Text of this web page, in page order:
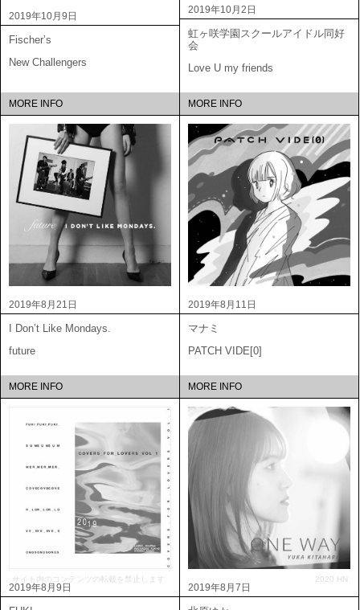
2019年10月9日
Fischer’s
New Challengers
MORE INFO
2019年10月2日
虹ヶ咲学園スクールアイドル同好
会
Love U my friends
MORE INFO
2019年8月21日
I Don’t Like Mondays.
future
MORE INFO
2019年8月11日
マナミ
PATCH VIDE[0]
MORE INFO
2019年8月9日 2019年8月7日
サイト内のコンテンツの転載を禁止します 2020 HN